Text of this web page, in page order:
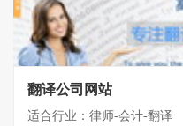
翻译公司网站
适合行业：律师-会计-翻译